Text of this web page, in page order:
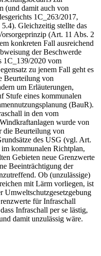
(und damit auch von
1C_263/2017,
Gleichzeitig stellte das
(Art. 11 Abs. 2
konkreten Fall ausreichend
der Beschwerde
1C_139/2020 vom
zu jenem Fall geht es
Beurteilung von
um Erläuterungen,
Stufe eines kommunalen
(BauR).
in den vom
wurde von
die Beurteilung von
des USG (vgl. Art.
kommunalen Richtplan,
Gebieten neue Grenzwerte
Beeinträchtigung der
Ob (unzulässige)
mit Lärm vorliegen, ist
Umweltschutzgesetzgebung
für Infraschall
Infraschall per se lästig,
damit unzulässig wäre.